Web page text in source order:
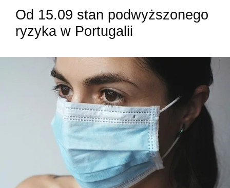
Od 15.09 stan podwyższonego
ryzyka w Portugalii